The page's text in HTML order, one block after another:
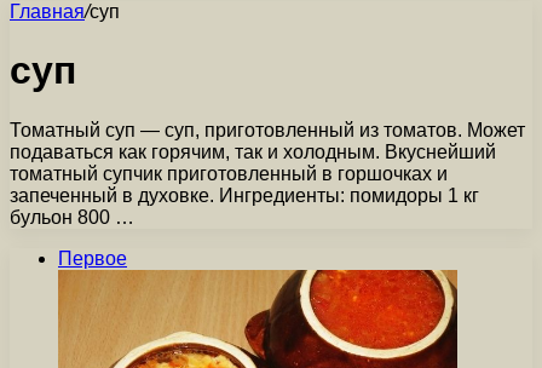
Главная/суп
суп
Томатный суп — суп, приготовленный из томатов. Может
подаваться как горячим, так и холодным. Вкуснейший
томатный супчик приготовленный в горшочках и
запеченный в духовке. Ингредиенты: помидоры 1 кг
бульон 800 …
Первое